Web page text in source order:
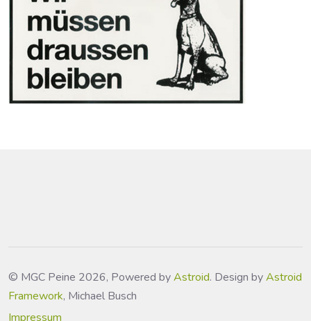
© MGC Peine 2026, Powered byAstroid. Design byAstroid
Framework, Michael Busch
Impressum